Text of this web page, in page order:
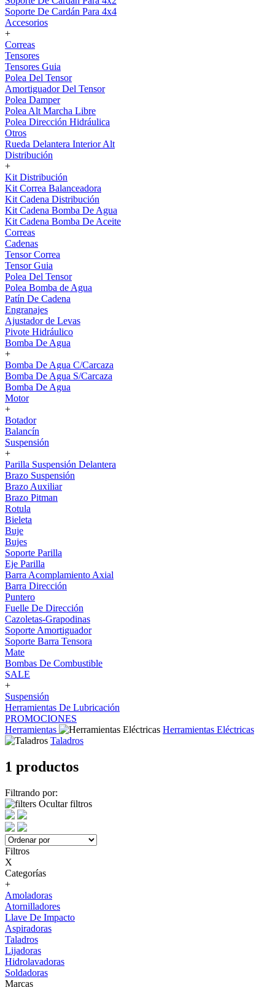
Soporte De Cardán Para 4x4
Accesorios
+
Correas
Tensores
Tensores Guia
Polea Del Tensor
Amortiguador Del Tensor
Polea Damper
Polea Alt Marcha Libre
Polea Dirección Hidráulica
Otros
Rueda Delantera Interior Alt
Distribución
+
Kit Distribución
Kit Correa Balanceadora
Kit Cadena Distribución
Kit Cadena Bomba De Agua
Kit Cadena Bomba De Aceite
Correas
Cadenas
Tensor Correa
Tensor Guia
Polea Del Tensor
Polea Bomba de Agua
Patín De Cadena
Engranajes
Ajustador de Levas
Pivote Hidráulico
Bomba De Agua
+
Bomba De Agua C/Carcaza
Bomba De Agua S/Carcaza
Bomba De Agua
Motor
+
Botador
Balancín
Suspensión
+
Parilla Suspensión Delantera
Brazo Suspensión
Brazo Auxiliar
Brazo Pitman
Rotula
Bieleta
Buje
Bujes
Soporte Parilla
Eje Parilla
Barra Acomplamiento Axial
Barra Dirección
Puntero
Fuelle De Dirección
Cazoletas-Grapodinas
Soporte Amortiguador
Soporte Barra Tensora
Mate
Bombas De Combustible
SALE
+
Suspensión
Herramientas De Lubricación
PROMOCIONES
Herramientas
Herramientas Eléctricas
Taladros
1 productos
Filtrando por:
Ocultar filtros
Filtros
X
Categorías
+
Amoladoras
Atornilladores
Llave De Impacto
Aspiradoras
Taladros
Lijadoras
Hidrolavadoras
Soldadoras
Marcas